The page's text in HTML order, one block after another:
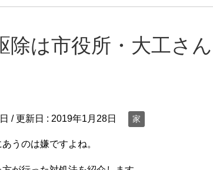
除は市役所・大工さ
/ 更新日 : 2019年1月28日 家
うのは嫌ですよね。